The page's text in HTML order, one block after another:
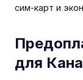
сим-карт и
для